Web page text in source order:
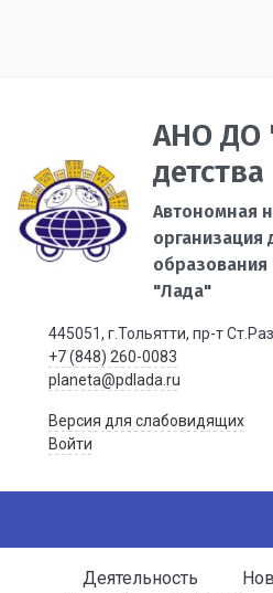
АНО ДО
Автономная
образования
"Лада"
445051, г.Тольятти, пр-т
+7 (848) 260-0083
planeta@pdlada.ru
Версия для слабовидящих
Войти
Деятельность